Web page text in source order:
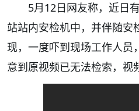
5月12日网友称，近日
站站内安检机中，并伴随安
现，一度吓到现场工作人员
意到原视频已无法检索，视